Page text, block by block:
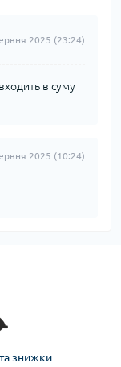
2025 (23:24)
в суму
2025 (10:24)
знижки